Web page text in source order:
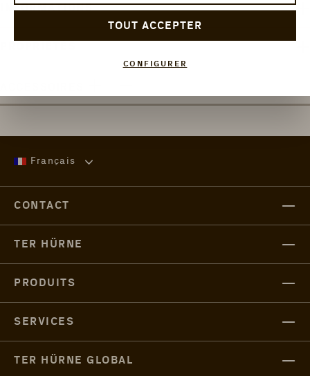
INFORMATIONS
Français
CONTACT
TER HÜRNE
PRODUITS
SERVICES
TER HÜRNE GLOBAL
TOUT ACCEPTER
CONFIGURER